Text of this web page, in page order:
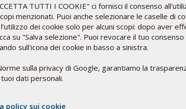
un neurotrasmettitore e un
si trova anche nelle banane e nelle
e nella maggior parte degli animali, la
del ritmo circadiano, l’orologio biologico
melatonina, negli esseri umani, viene secreta
della ghiandola pituitaria.
dall'oscurità e raggiungono il picco tra le 2 e le
di melatonina da parte del corpo. Negli esseri
TUTTI I COOKIE" ci fornisci il consenso
menzionati. Puoi anche selezionare le caselle di
dei cookie solo per alcuni scopi: dopo aver
su "Salva selezione". Puoi revocare il tuo consenso
sull'icona dei cookie in basso a sinistra.
sulla privacy di Google, garantiamo la
dati personali.
policy sui cookie